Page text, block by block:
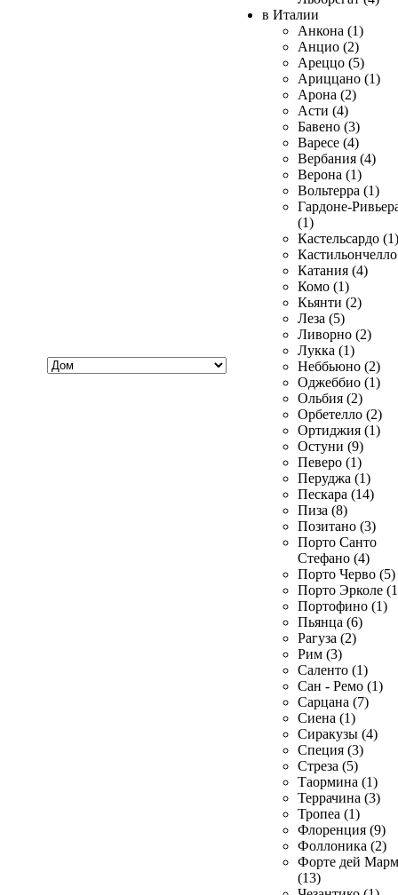
в Италии
Анкона (1)
Анцио (2)
Ареццо (5)
Ариццано (1)
Арона (2)
Асти (4)
Бавено (3)
Варесе (4)
Вербания (4)
Верона (1)
Вольтерра (1)
Гардоне-
(1)
Кастельсардо (1)
Катания (4)
Комо (1)
Кьянти (2)
Леза (5)
Ливорно (2)
Лукка (1)
Неббьюно (2)
Оджеббио (1)
Ольбия (2)
Орбетелло (2)
Ортиджия (1)
Остуни (9)
Певеро (1)
Перуджа (1)
Пескара (14)
Пиза (8)
Позитано (3)
Порто Санто
Стефано (4)
Порто Черво (5)
Порто Эрколе
Портофино (1)
Пьянца (6)
Рагуза (2)
Рим (3)
Саленто (1)
Сан - Ремо (1)
Сарцана (7)
Сиена (1)
Сиракузы (4)
Специя (3)
Стреза (5)
Таормина (1)
Террачина (3)
Тропеа (1)
Флоренция (9)
Фоллоника (2)
Форте дей
(13)